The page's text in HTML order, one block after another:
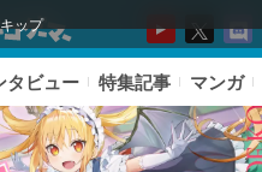
ップ
タビュー 特集記事 マンガ